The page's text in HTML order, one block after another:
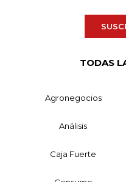
TODAS
Agronegocios
Análisis
Caja Fuerte